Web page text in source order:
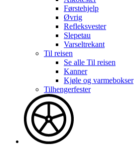
Førstehjelp
Øvrig
Refleksvester
Slepetau
Varseltrekant
Til reisen
Se alle Til reisen
Kanner
Kjøle og varmebokser
Tilhengerfester